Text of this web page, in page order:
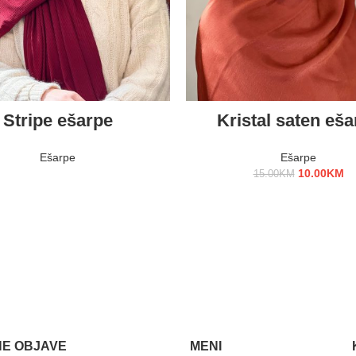
Stripe ešarpe
Ešarpe
Kristal saten
Ešarpe
15.00KM 10.00KM
OBJAVE MENI